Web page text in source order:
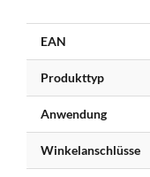
EAN
Produkttyp
Anwendung
Winkelanschlüsse